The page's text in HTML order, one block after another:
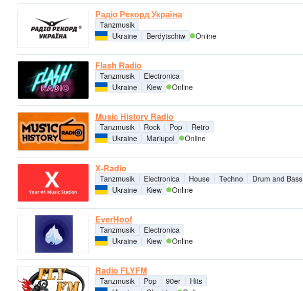
Радіо Рекорд Україна
Tanzmusik
Ukraine
Berdytschiw Online
Flash Radio
Tanzmusik
Electronica
Ukraine
Kiew Online
Music History Radio
Tanzmusik Rock Pop
Retro
Ukraine
Mariupol Online
Х-Radio
Tanzmusik Electronica House Techno
Drum and Bass
Ukraine
Kiew Online
EverHoof
Tanzmusik
Electronica
Ukraine
Kiew Online
Radio FLYFM
Tanzmusik Pop 90er
Hits